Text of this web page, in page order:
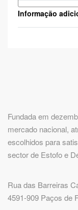
Informação
Fundada em
mercado nacional,
escolhidos para
sector de Estofo e
Rua das Barreiras
4591-909 Paços de